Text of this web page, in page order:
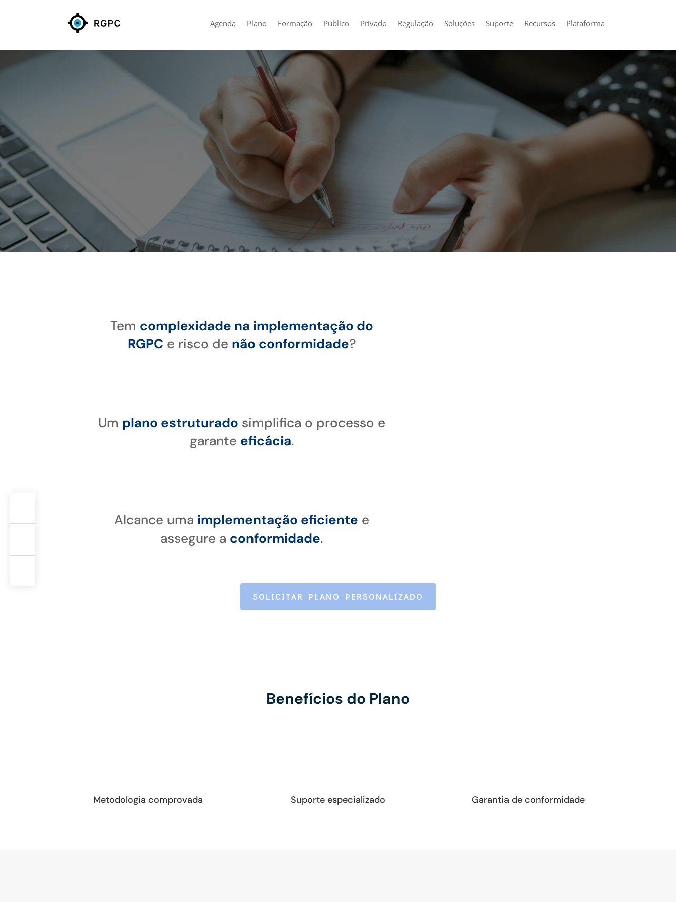
Agenda Plano Formação Público Privado Regulação Soluções Suporte Recursos Plataforma
PAC RGPC | Plano de Atividades
de Conformidade RGPC
Tem complexidade na implementação do
RGPC e risco de não conformidade?
Um plano estruturado simplifica o processo e
garante eficácia.
Alcance uma implementação eficiente e
assegure a conformidade.
SOLICITAR PLANO PERSONALIZADO
Benefícios do Plano
Metodologia comprovada Suporte especializado Garantia de conformidade